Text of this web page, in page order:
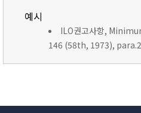
예시
ILO권고사항,
146 (58th, 1973),